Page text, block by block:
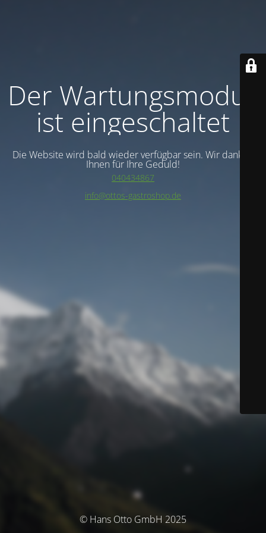
Der Wartungsmodus
ist eingeschaltet
Die Website wird bald wieder verfügbar sein. Wir danken
Ihnen für Ihre Geduld!
040434867
info@ottos-gastroshop.de
© Hans Otto GmbH 2025